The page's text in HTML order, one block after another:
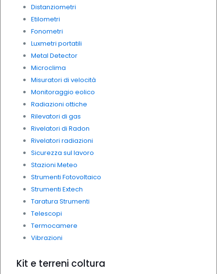
Distanziometri
Etilometri
Fonometri
Luxmetri portatili
Metal Detector
Microclima
Misuratori di velocità
Monitoraggio eolico
Radiazioni ottiche
Rilevatori di gas
Rivelatori di Radon
Rivelatori radiazioni
Sicurezza sul lavoro
Stazioni Meteo
Strumenti Fotovoltaico
Strumenti Extech
Taratura Strumenti
Telescopi
Termocamere
Vibrazioni
Kit e terreni coltura